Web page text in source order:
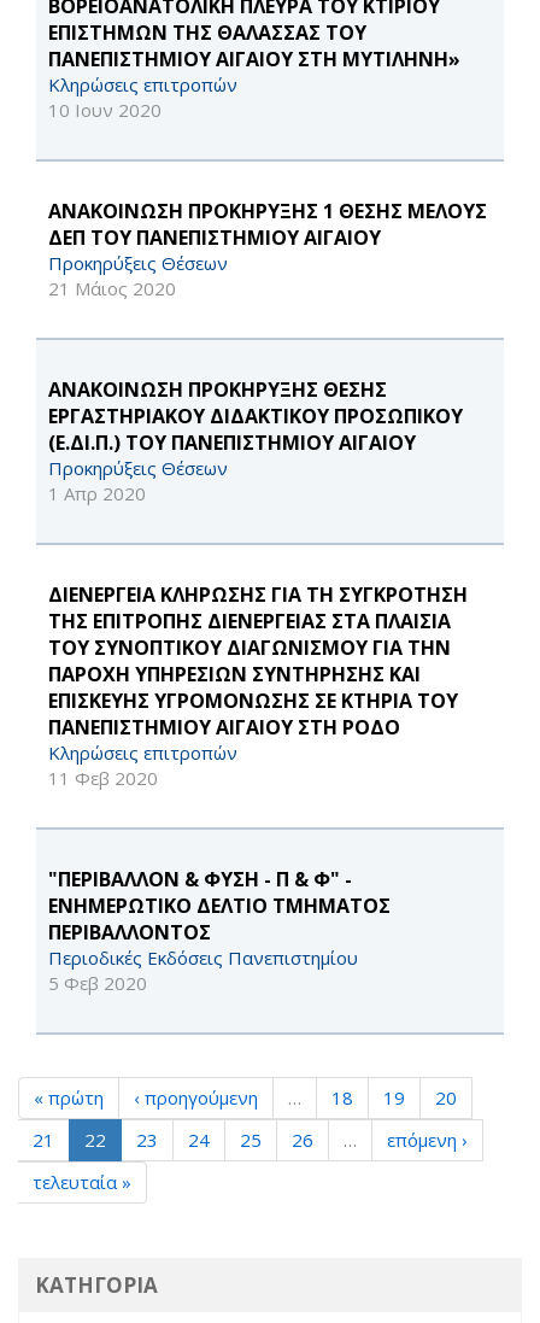
ΒΟΡΕΙΟΑΝΑΤΟΛΙΚΗ ΠΛΕΥΡΑ ΤΟΥ ΚΤΙΡΙΟΥ
ΕΠΙΣΤΗΜΩΝ ΤΗΣ ΘΑΛΑΣΣΑΣ ΤΟΥ
ΠΑΝΕΠΙΣΤΗΜΙΟΥ ΑΙΓΑΙΟΥ ΣΤΗ ΜΥΤΙΛΗΝΗ»
Κληρώσεις επιτροπών
10 Ιουν 2020
ΑΝΑΚΟΙΝΩΣΗ ΠΡΟΚΗΡΥΞΗΣ 1 ΘΕΣΗΣ ΜΕΛΟΥΣ
ΔΕΠ ΤΟΥ ΠΑΝΕΠΙΣΤΗΜΙΟΥ ΑΙΓΑΙΟΥ
Προκηρύξεις Θέσεων
21 Μάιος 2020
ΑΝΑΚΟΙΝΩΣΗ ΠΡΟΚΗΡΥΞΗΣ ΘΕΣΗΣ
ΕΡΓΑΣΤΗΡΙΑΚΟΥ ΔΙΔΑΚΤΙΚΟΥ ΠΡΟΣΩΠΙΚΟΥ
(Ε.ΔΙ.Π.) ΤΟΥ ΠΑΝΕΠΙΣΤΗΜΙΟΥ ΑΙΓΑΙΟΥ
Προκηρύξεις Θέσεων
1 Απρ 2020
ΔΙΕΝΕΡΓΕΙΑ ΚΛΗΡΩΣΗΣ ΓΙΑ ΤΗ ΣΥΓΚΡΟΤΗΣΗ
ΤΗΣ ΕΠΙΤΡΟΠΗΣ ΔΙΕΝΕΡΓΕΙΑΣ ΣΤΑ ΠΛΑΙΣΙΑ
ΤΟΥ ΣΥΝΟΠΤΙΚΟΥ ΔΙΑΓΩΝΙΣΜΟΥ ΓΙΑ ΤΗΝ
ΠΑΡΟΧΗ ΥΠΗΡΕΣΙΩΝ ΣΥΝΤΗΡΗΣΗΣ ΚΑΙ
ΕΠΙΣΚΕΥΗΣ ΥΓΡΟΜΟΝΩΣΗΣ ΣΕ ΚΤΗΡΙΑ ΤΟΥ
ΠΑΝΕΠΙΣΤΗΜΙΟΥ ΑΙΓΑΙΟΥ ΣΤΗ ΡΟΔΟ
Κληρώσεις επιτροπών
11 Φεβ 2020
"ΠΕΡΙΒΑΛΛΟΝ & ΦΥΣΗ - Π & Φ" -
ΕΝΗΜΕΡΩΤΙΚΟ ΔΕΛΤΙΟ ΤΜΗΜΑΤΟΣ
ΠΕΡΙΒΑΛΛΟΝΤΟΣ
Περιοδικές Εκδόσεις Πανεπιστημίου
5 Φεβ 2020
« πρώτη ‹ προηγούμενη … 18 19
20
21
22 23 24 25 26 …
επόμενη ›
τελευταία »
ΚΑΤΗΓΟΡΙΑ